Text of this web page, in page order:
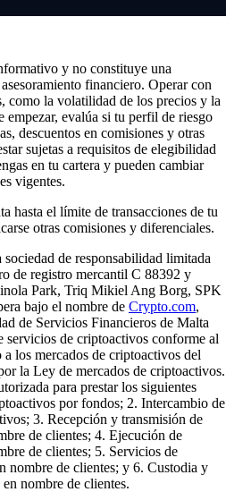
y no constituye una
financiero. Operar con
como la volatilidad de los precios y la
empezar, evalúa si tu perfil de riesgo
descuentos en comisiones y otras
sujetas a requisitos de elegibilidad
en tu cartera y pueden cambiar
vigentes.
hasta el límite de transacciones de tu
otras comisiones y diferenciales.
de responsabilidad limitada
de registro mercantil C 88392 y
Park, Triq Mikiel Ang Borg, SPK
bajo el nombre de Crypto.com,
de Servicios Financieros de Malta
servicios de criptoactivos conforme al
los mercados de criptoactivos del
la Ley de mercados de criptoactivos.
para prestar los siguientes
por fondos; 2. Intercambio de
3. Recepción y transmisión de
de clientes; 4. Ejecución de
de clientes; 5. Servicios de
nombre de clientes; y 6. Custodia y
nombre de clientes.